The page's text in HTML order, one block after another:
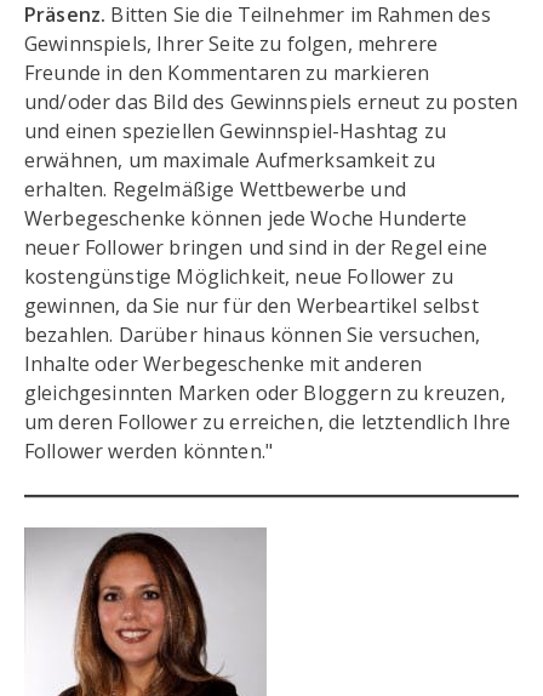
Präsenz. Bitten Sie die Teilnehmer im Rahmen des
Gewinnspiels, Ihrer Seite zu folgen, mehrere
Freunde in den Kommentaren zu markieren
und/oder das Bild des Gewinnspiels erneut zu posten
und einen speziellen Gewinnspiel-Hashtag zu
erwähnen, um maximale Aufmerksamkeit zu
erhalten. Regelmäßige Wettbewerbe und
Werbegeschenke können jede Woche Hunderte
neuer Follower bringen und sind in der Regel eine
kostengünstige Möglichkeit, neue Follower zu
gewinnen, da Sie nur für den Werbeartikel selbst
bezahlen. Darüber hinaus können Sie versuchen,
Inhalte oder Werbegeschenke mit anderen
gleichgesinnten Marken oder Bloggern zu kreuzen,
um deren Follower zu erreichen, die letztendlich Ihre
Follower werden könnten."